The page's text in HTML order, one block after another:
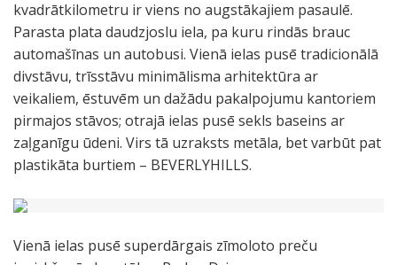
kvadrātkilometru ir viens no augstākajiem pasaulē.
Parasta plata daudzjoslu iela, pa kuru rindās brauc
automašīnas un autobusi. Vienā ielas pusē tradicionālā
divstāvu, trīsstāvu minimālisma arhitektūra ar
veikaliem, ēstuvēm un dažādu pakalpojumu kantoriem
pirmajos stāvos; otrajā ielas pusē sekls baseins ar
zaļganīgu ūdeni. Virs tā uzraksts metāla, bet varbūt pat
plastikāta burtiem – BEVERLYHILLS.
Vienā ielas pusē superdārgais zīmoloto preču